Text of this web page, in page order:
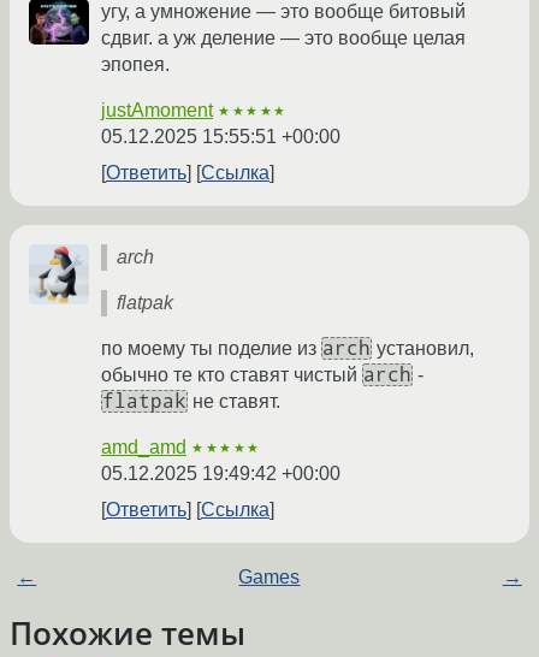
угу, а умножение — это вообще битовый
сдвиг. а уж деление — это вообще целая
эпопея.
justAmoment ★★★★★
05.12.2025 15:55:51 +00:00
Ответить
Ссылка
arch
flatpak
по моему ты поделие из arch установил,
обычно те кто ставят чистый arch -
flatpak не ставят.
amd_amd ★★★★★
05.12.2025 19:49:42 +00:00
Ответить
Ссылка
← Games →
Похожие темы